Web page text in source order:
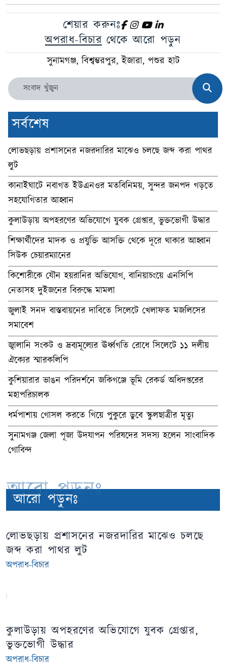
শেয়ার করুনঃ
অপরাধ-বিচারথেকে আরো পড়ুন
সুনামগঞ্জ, বিশ্বম্ভরপুর, ইজারা, পশুর হাট
সর্বশেষ
লোভছড়ায় প্রশাসনের নজরদারির মাঝেও চলছে জব্দ করা পাথর
লুট
কানাইঘাটে নবাগত ইউএনওর মতবিনিময়, সুন্দর জনপদ গড়তে
সহযোগিতার আহ্বান
কুলাউড়ায় অপহরণের অভিযোগে যুবক গ্রেপ্তার, ভুক্তভোগী উদ্ধার
শিক্ষার্থীদের মাদক ও প্রযুক্তি আসক্তি থেকে দূরে থাকার আহ্বান
সিউক চেয়ারম্যানের
কিশোরীকে যৌন হয়রানির অভিযোগ, বানিয়াচংয়ে এনসিপি
নেতাসহ দুইজনের বিরুদ্ধে মামলা
জুলাই সনদ বাস্তবায়নের দাবিতে সিলেটে খেলাফত মজলিসের
সমাবেশ
জ্বালানি সংকট ও দ্রব্যমূল্যের ঊর্ধ্বগতি রোধে সিলেটে ১১ দলীয়
ঐক্যের স্মারকলিপি
কুশিয়ারার ভাঙন পরিদর্শনে জকিগঞ্জে ভূমি রেকর্ড অধিদপ্তরের
মহাপরিচালক
ধর্মপাশায় গোসল করতে গিয়ে পুকুরে ডুবে স্কুলছাত্রীর মৃত্যু
সুনামগঞ্জ জেলা পূজা উদযাপন পরিষদের সদস্য হলেন সাংবাদিক
গোবিন্দ
আরো পড়ুনঃ
আরো পড়ুনঃ
লোভছড়ায় প্রশাসনের নজরদারির মাঝেও চলছে
জব্দ করা পাথর লুট
অপরাধ-বিচার
কুলাউড়ায় অপহরণের অভিযোগে যুবক গ্রেপ্তার,
ভুক্তভোগী উদ্ধার
অপরাধ-বিচার